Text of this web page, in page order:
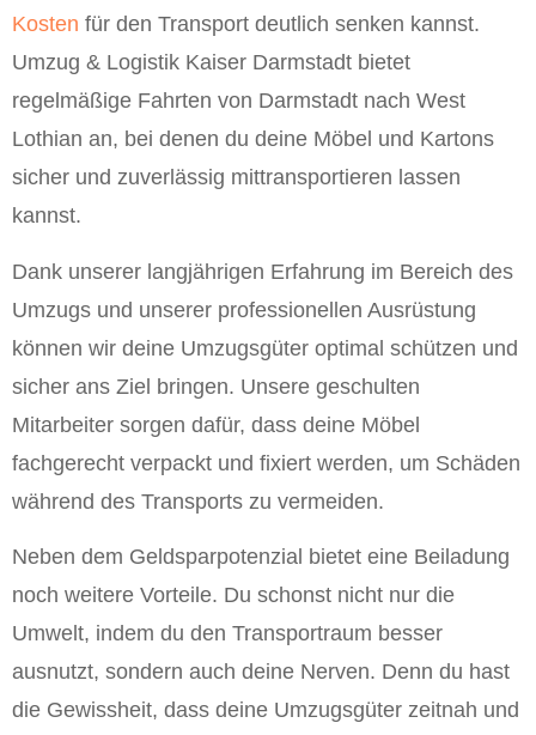
Kosten für den Transport deutlich senken kannst.
Umzug & Logistik Kaiser Darmstadt bietet
regelmäßige Fahrten von Darmstadt nach West
Lothian an, bei denen du deine Möbel und Kartons
sicher und zuverlässig mittransportieren lassen
kannst.
Dank unserer langjährigen Erfahrung im Bereich des
Umzugs und unserer professionellen Ausrüstung
können wir deine Umzugsgüter optimal schützen und
sicher ans Ziel bringen. Unsere geschulten
Mitarbeiter sorgen dafür, dass deine Möbel
fachgerecht verpackt und fixiert werden, um Schäden
während des Transports zu vermeiden.
Neben dem Geldsparpotenzial bietet eine Beiladung
noch weitere Vorteile. Du schonst nicht nur die
Umwelt, indem du den Transportraum besser
ausnutzt, sondern auch deine Nerven. Denn du hast
die Gewissheit, dass deine Umzugsgüter zeitnah und